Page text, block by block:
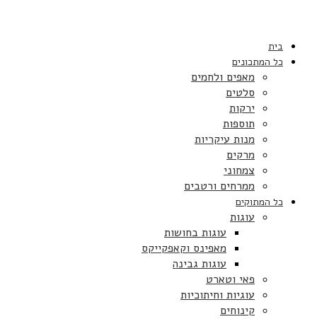
בית
כל המתכונים
מאפים ולחמים
סלטים
ירקות
תוספות
מנות עיקריות
מרקים
צמחוני
ממרחים ורטבים
כל המתוקים
עוגות
עוגות בחושות
מאפינס וקאפקייקס
עוגות גבינה
פאי וטארט
עוגיות וחיתוכיות
קינוחים